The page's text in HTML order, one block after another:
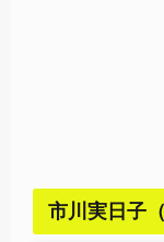
市川実日子